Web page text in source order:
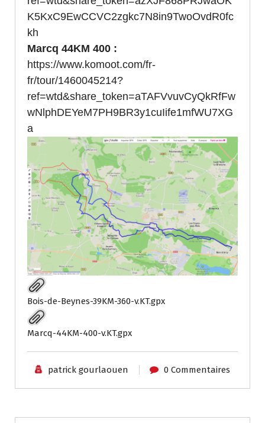
K5KxC9EwCCVC2zgkc7N8in9TwoOvdR0fc
kh
Marcq 44KM 400 :
https://www.komoot.com/fr-
fr/tour/1460045214?
ref=wtd&share_token=aTAFVvuvCyQkRfFw
wNlphDEYeM7PH9BR3y1cuIife1mfWU7XG
a
Bois-de-Beynes-39KM-360-v.KT.gpx
Marcq-44KM-400-v.KT.gpx
patrick gourlaouen 0 Commentaires